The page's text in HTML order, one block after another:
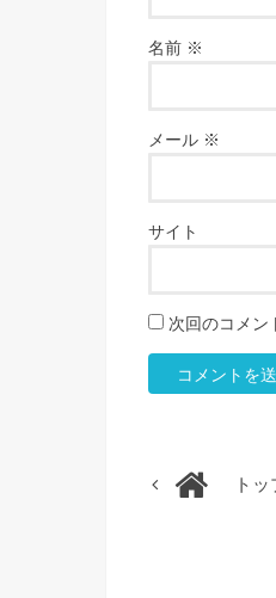
名前 ※
メール ※
サイト
次回のコメン
ト